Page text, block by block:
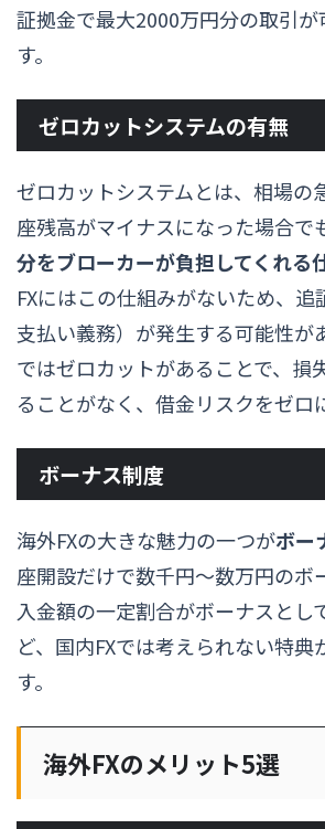
証拠金で最大2000万円分の取引
す。
ゼロカットシステムの有無
ゼロカットシステムとは、相場の
座残高がマイナスになった場合でも
分をブローカーが負担してくれる
FXにはこの仕組みがないため、
支払い義務）が発生する可能性が
ではゼロカットがあることで、損
ることがなく、借金リスクをゼロ
ボーナス制度
海外FXの大きな魅力の一つがボー
座開設だけで数千円〜数万円のボ
入金額の一定割合がボーナスとし
ど、国内FXでは考えられない特典
す。
海外FXのメリット5選